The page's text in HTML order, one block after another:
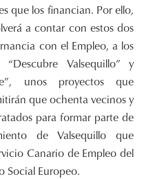
que los financian. Por ello,
a contar con estos dos
con el Empleo, a los
Valsequillo” y
unos proyectos que
que ochenta vecinos y
para formar parte de
de Valsequillo que
Canario de Empleo del
Social Europeo.